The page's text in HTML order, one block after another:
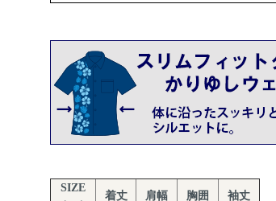
SIZE
着丈 肩幅 胸囲 袖丈